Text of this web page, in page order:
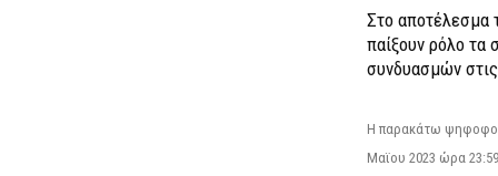
Στο αποτέλεσμα
παίξουν ρόλο τα
συνδυασμών
Η παρακάτω
Μαϊου 2023 ώρα